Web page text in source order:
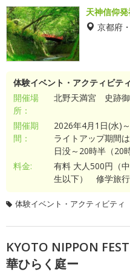
天神信仰
京都府
体験イベント・アクティビテ
開催場
所：
北野天満宮 史跡御
開催期
間：
2026年4月1日(水)
ライトアップ期間
日没～20時半（20
料金:
有料 大人500円（
生以下） 修学旅
体験イベント・アクティビティ
KYOTO NIPPON
華ひらく庭ー